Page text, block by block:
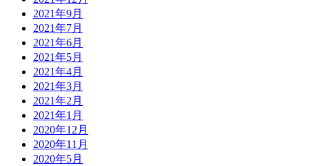
2021年9月
2021年7月
2021年6月
2021年5月
2021年4月
2021年3月
2021年2月
2021年1月
2020年12月
2020年11月
2020年5月